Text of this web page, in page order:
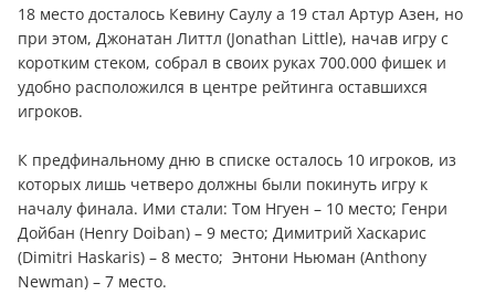
18 место досталось Кевину Саулу а 19 стал Артур Азен, но
при этом, Джонатан Литтл (Jonathan Little), начав игру с
коротким стеком, собрал в своих руках 700.000 фишек и
удобно расположился в центре рейтинга оставшихся
игроков.
К предфинальному дню в списке осталось 10 игроков, из
которых лишь четверо должны были покинуть игру к
началу финала. Ими стали: Том Нгуен – 10 место; Генри
Дойбан (Henry Doiban) – 9 место; Димитрий Хаскарис
(Dimitri Haskaris) – 8 место; Энтони Ньюман (Anthony
Newman) – 7 место.